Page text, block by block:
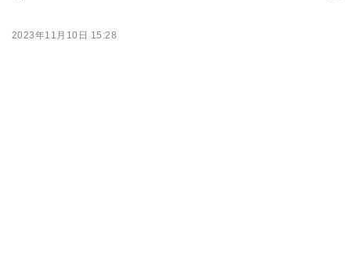
2023年11月10日 15:28